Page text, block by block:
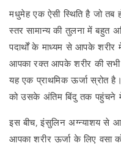
मधुमेह एक ऐसी स्थिति है जो तब
स्तर सामान्य की तुलना में बहुत
पदार्थों के माध्यम से आपके शरीर
आपका रक्त आपके शरीर की सभी
यह एक प्राथमिक ऊर्जा स्रोत
को उसके अंतिम बिंदु तक पहुंचने
इस बीच, इंसुलिन अग्न्याशय से
आपका शरीर ऊर्जा के लिए वसा